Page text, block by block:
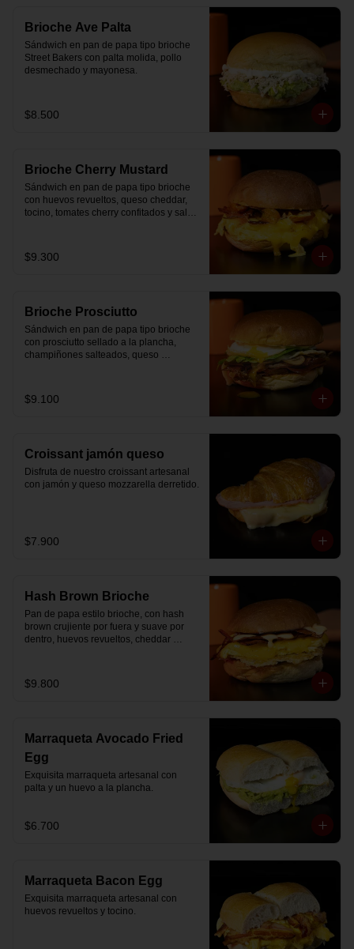
Brioche Ave Palta
Sándwich en pan de papa tipo brioche
Street Bakers con palta molida, pollo
desmechado y mayonesa.
$8.500
Brioche Cherry Mustard
Sándwich en pan de papa tipo brioche
con huevos revueltos, queso cheddar,
tocino, tomates cherry confitados y salsa
$9.300
Brioche Prosciutto
Sándwich en pan de papa tipo brioche
con prosciutto sellado a la plancha,
champiñones salteados, queso
$9.100
Croissant jamón queso
Disfruta de nuestro croissant artesanal
con jamón y queso mozzarella derretido.
$7.900
Hash Brown Brioche
Pan de papa estilo brioche, con hash
brown crujiente por fuera y suave por
dentro, huevos revueltos, cheddar
partir el día en modo desayuno buffet.
$9.800
Marraqueta Avocado Fried
Egg
Exquisita marraqueta artesanal con
palta y un huevo a la plancha.
$6.700
Marraqueta Bacon Egg
Exquisita marraqueta artesanal con
huevos revueltos y tocino.